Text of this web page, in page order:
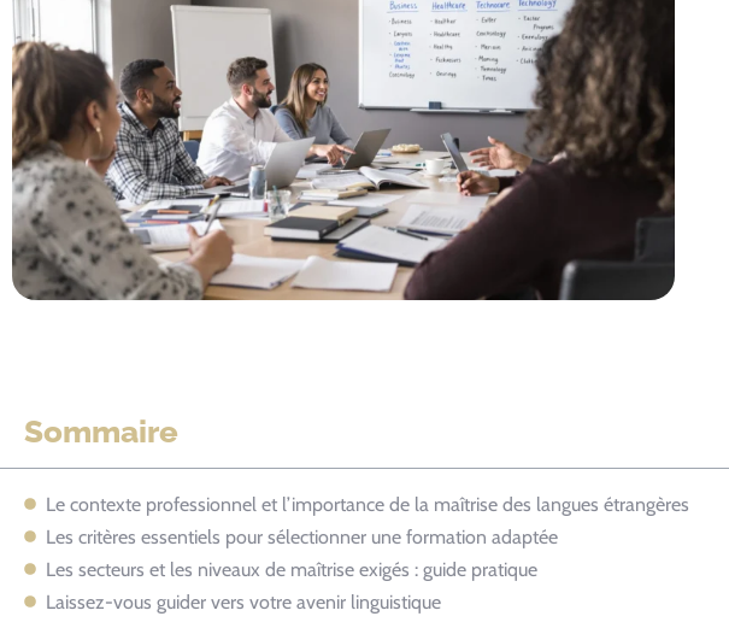
Sommaire
Le contexte professionnel et l’importance de la maîtrise des langues étrangères
Les critères essentiels pour sélectionner une formation adaptée
Les secteurs et les niveaux de maîtrise exigés : guide pratique
Laissez-vous guider vers votre avenir linguistique